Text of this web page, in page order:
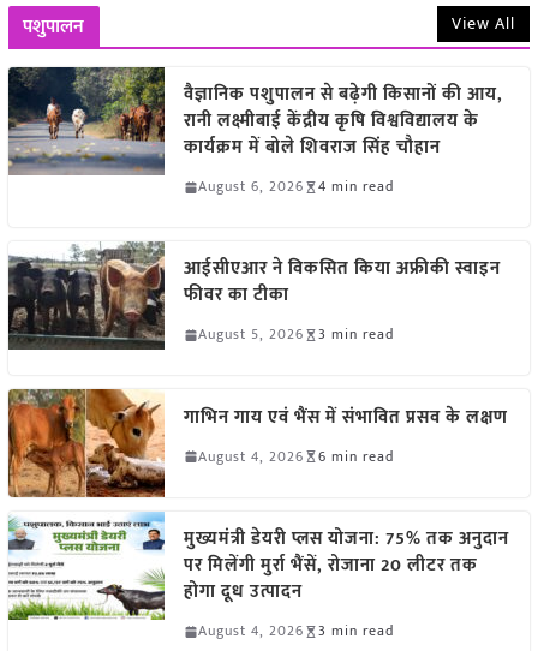
पशुपालन View All
वैज्ञानिक पशुपालन से बढ़ेगी किसानों की आय,
रानी लक्ष्मीबाई केंद्रीय कृषि विश्वविद्यालय के
कार्यक्रम में बोले शिवराज सिंह चौहान
August 6, 2026 4 min read
आईसीएआर ने विकसित किया अफ्रीकी स्वाइन
फीवर का टीका
August 5, 2026 3 min read
गाभिन गाय एवं भैंस में संभावित प्रसव के लक्षण
August 4, 2026 6 min read
मुख्यमंत्री डेयरी प्लस योजना: 75% तक अनुदान
पर मिलेंगी मुर्रा भैंसें, रोजाना 20 लीटर तक
होगा दूध उत्पादन
August 4, 2026 3 min read